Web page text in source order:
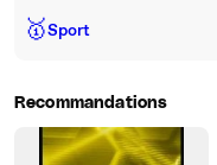
🥇Sport
Recommandations